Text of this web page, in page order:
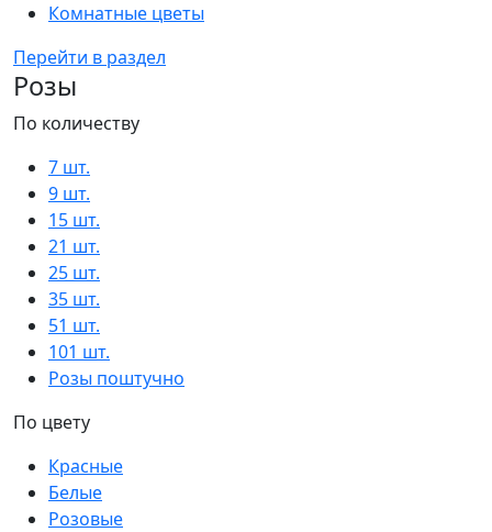
Комнатные цветы
Перейти в раздел
Розы
По количеству
7 шт.
9 шт.
15 шт.
21 шт.
25 шт.
35 шт.
51 шт.
101 шт.
Розы поштучно
По цвету
Красные
Белые
Розовые